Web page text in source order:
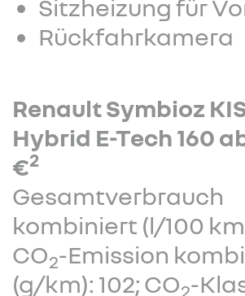
Sitzheizung für
Rückfahrkamera
Renault Symbioz
Hybrid E-Tech 160
€2
Gesamtverbrauch
kombiniert (l/100
CO2-Emission
(g/km): 102; CO2-